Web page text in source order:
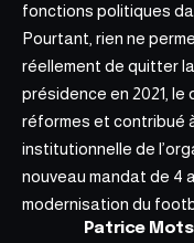
fonctions politiques
Pourtant, rien ne
réellement de quitter
présidence en 2021,
réformes et contribué
institutionnelle de
nouveau mandat de 4
modernisation du
Patrice